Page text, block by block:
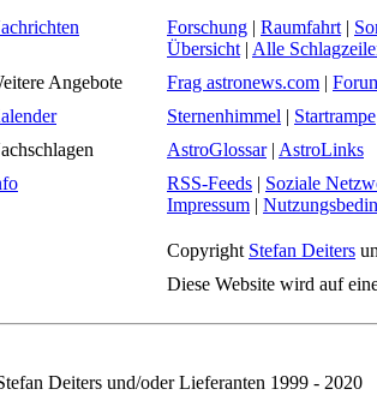
Forschung | Raumfahrt |
Übersicht | Alle
Angebote
Frag astronews.com |
Sternenhimmel | Startrampe
AstroGlossar| AstroLinks
RSS-Feeds | Soziale
Impressum |
Copyright Stefan Deiters
Diese Website wird auf
Deiters und/oder Lieferanten 1999 - 2020